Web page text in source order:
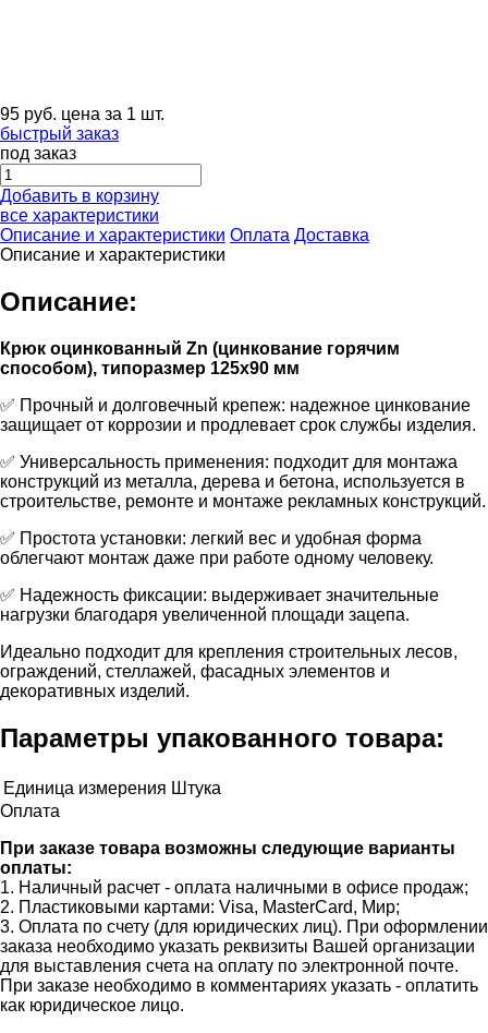
95 руб. цена за 1 шт.
быстрый заказ
под заказ
Добавить в корзину
все характеристики
Описание и характеристики Оплата Доставка
Описание и характеристики
Описание:
Крюк оцинкованный Zn (цинкование горячим
способом), типоразмер 125х90 мм
✅ Прочный и долговечный крепеж: надежное цинкование
защищает от коррозии и продлевает срок службы изделия.
✅ Универсальность применения: подходит для монтажа
конструкций из металла, дерева и бетона, используется в
строительстве, ремонте и монтаже рекламных конструкций.
✅ Простота установки: легкий вес и удобная форма
облегчают монтаж даже при работе одному человеку.
✅ Надежность фиксации: выдерживает значительные
нагрузки благодаря увеличенной площади зацепа.
Идеально подходит для крепления строительных лесов,
ограждений, стеллажей, фасадных элементов и
декоративных изделий.
Параметры упакованного товара:
Единица измерения Штука
Оплата
При заказе товара возможны следующие варианты
оплаты:
1. Наличный расчет - оплата наличными в офисе продаж;
2. Пластиковыми картами: Visa, MasterCard, Мир;
3. Оплата по счету (для юридических лиц). При оформлении
заказа необходимо указать реквизиты Вашей организации
для выставления счета на оплату по электронной почте.
При заказе необходимо в комментариях указать - оплатить
как юридическое лицо.